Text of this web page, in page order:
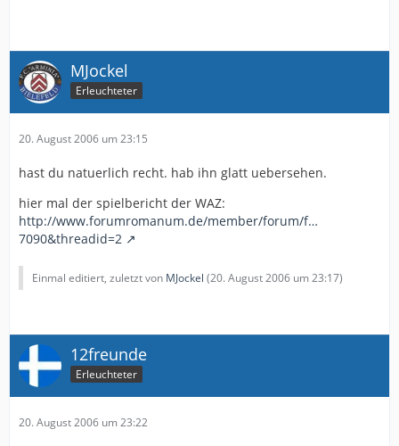
MJockel
Erleuchteter
20. August 2006 um 23:15
hast du natuerlich recht. hab ihn glatt uebersehen.
hier mal der spielbericht der WAZ:
http://www.forumromanum.de/member/forum/f…
7090&threadid=2
Einmal editiert, zuletzt von MJockel (20. August 2006 um 23:17)
12freunde
Erleuchteter
20. August 2006 um 23:22